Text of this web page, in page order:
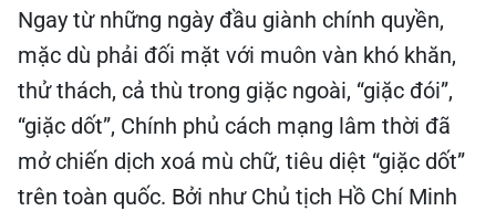
Ngay từ những ngày đầu giành chính quyền,
mặc dù phải đối mặt với muôn vàn khó khăn,
thử thách, cả thù trong giặc ngoài, “giặc đói”,
“giặc dốt”, Chính phủ cách mạng lâm thời đã
mở chiến dịch xoá mù chữ, tiêu diệt “giặc dốt”
trên toàn quốc. Bởi như Chủ tịch Hồ Chí Minh